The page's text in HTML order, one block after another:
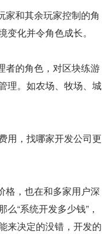
和其余玩家控制的角
化并令角色成长。
的角色，对区块练游
理。如农场、牧场、城
，找哪家开发公司更
，也在和多家用户深
“系统开发多少钱”，
来决定的没错，开发的